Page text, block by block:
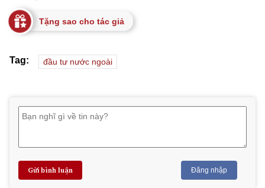
Tặng sao cho tác giả
Tag: đầu tư nước ngoài
Gửi bình luận Đăng nhập